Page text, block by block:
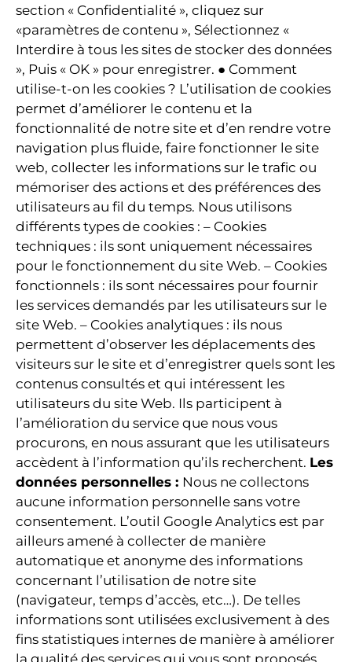
section « Confidentialité », cliquez sur
«paramètres de contenu », Sélectionnez «
Interdire à tous les sites de stocker des données
», Puis « OK » pour enregistrer. ● Comment
utilise-t-on les cookies ? L’utilisation de cookies
permet d’améliorer le contenu et la
fonctionnalité de notre site et d’en rendre votre
navigation plus fluide, faire fonctionner le site
web, collecter les informations sur le trafic ou
mémoriser des actions et des préférences des
utilisateurs au fil du temps. Nous utilisons
différents types de cookies : – Cookies
techniques : ils sont uniquement nécessaires
pour le fonctionnement du site Web. – Cookies
fonctionnels : ils sont nécessaires pour fournir
les services demandés par les utilisateurs sur le
site Web. – Cookies analytiques : ils nous
permettent d’observer les déplacements des
visiteurs sur le site et d’enregistrer quels sont les
contenus consultés et qui intéressent les
utilisateurs du site Web. Ils participent à
l’amélioration du service que nous vous
procurons, en nous assurant que les utilisateurs
accèdent à l’information qu’ils recherchent. Les
données personnelles : Nous ne collectons
aucune information personnelle sans votre
consentement. L’outil Google Analytics est par
ailleurs amené à collecter de manière
automatique et anonyme des informations
concernant l’utilisation de notre site
(navigateur, temps d’accès, etc…). De telles
informations sont utilisées exclusivement à des
fins statistiques internes de manière à améliorer